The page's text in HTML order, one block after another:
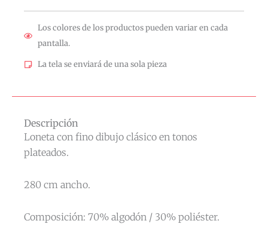
Los colores de los productos pueden variar en cada
pantalla.
La tela se enviará de una sola pieza
Descripción
Loneta con fino dibujo clásico en tonos
plateados.
280 cm ancho.
Composición: 70% algodón / 30% poliéster.